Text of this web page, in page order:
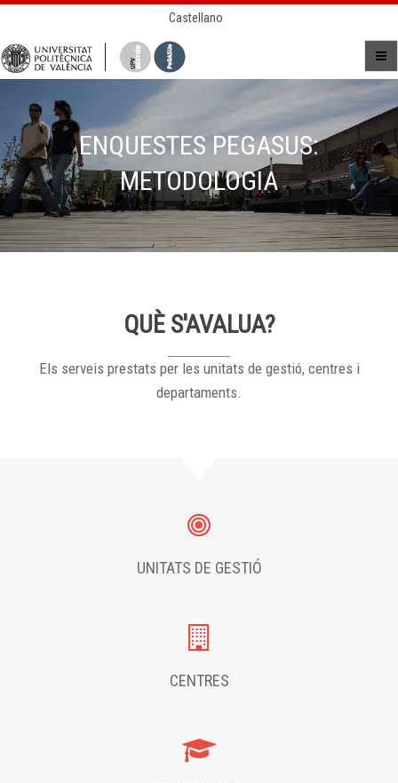
Castellano
ENQUESTES PEGASUS:
METODOLOGIA
QUÈ S'AVALUA?
Els serveis prestats per les unitats de gestió, centres i
departaments.
UNITATS DE GESTIÓ
CENTRES